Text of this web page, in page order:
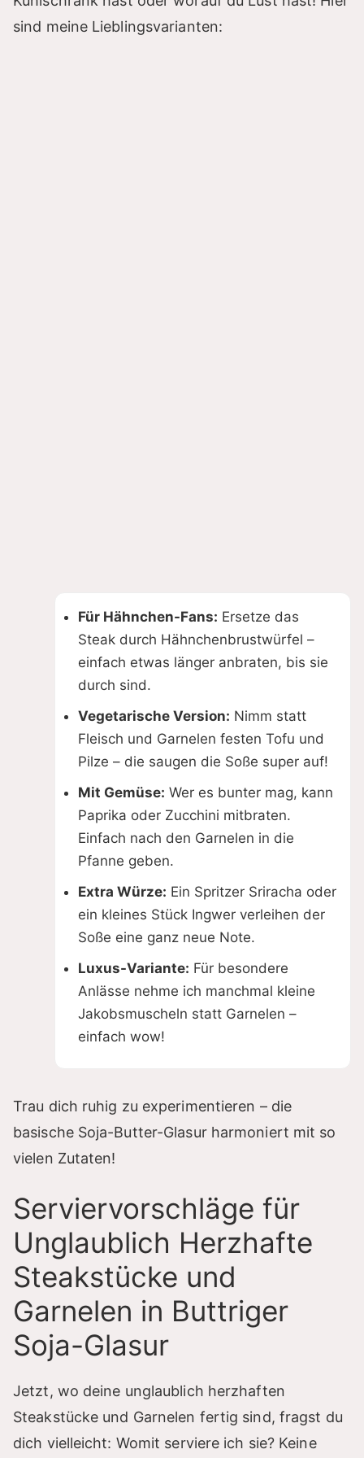
sind meine Lieblingsvarianten:
Für Hähnchen-Fans: Ersetze das
Steak durch Hähnchenbrustwürfel –
einfach etwas länger anbraten, bis sie
durch sind.
Vegetarische Version: Nimm statt
Fleisch und Garnelen festen Tofu und
Pilze – die saugen die Soße super auf!
Mit Gemüse: Wer es bunter mag, kann
Paprika oder Zucchini mitbraten.
Einfach nach den Garnelen in die
Pfanne geben.
Extra Würze: Ein Spritzer Sriracha oder
ein kleines Stück Ingwer verleihen der
Soße eine ganz neue Note.
Luxus-Variante: Für besondere
Anlässe nehme ich manchmal kleine
Jakobsmuscheln statt Garnelen –
einfach wow!
Trau dich ruhig zu experimentieren – die
basische Soja-Butter-Glasur harmoniert mit so
vielen Zutaten!
Serviervorschläge für
Unglaublich Herzhafte
Steakstücke und
Garnelen in Buttriger
Soja-Glasur
Jetzt, wo deine unglaublich herzhaften
Steakstücke und Garnelen fertig sind, fragst du
dich vielleicht: Womit serviere ich sie? Keine